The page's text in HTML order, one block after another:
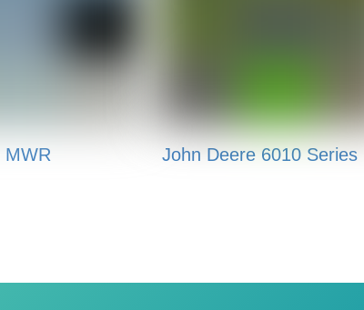
MWR John Deere 6010 Series